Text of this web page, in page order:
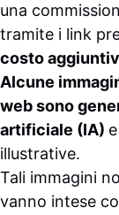
una
tramite i link
costo
Alcune
web sono
artificiale (IA)
illustrative.
Tali immagini
vanno intese